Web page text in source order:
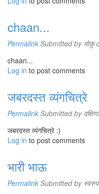
chaan...
Permalink Submitted by योकु
chaan...
Log in to post comments
जबरदस्त व्यंगचित्रे
Permalink Submitted by दक्षिणा
जबरदस्त व्यंगचित्रे :)
Log in to post comments
भारी भाऊ
Permalink Submitted by स्वरुप